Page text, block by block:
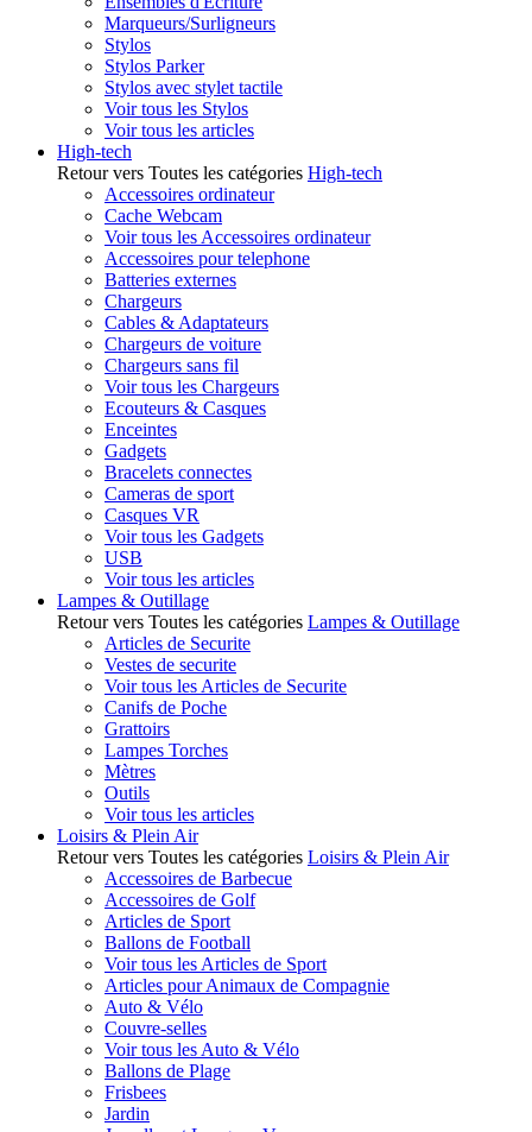
Marqueurs/Surligneurs
Stylos
Stylos Parker
Stylos avec stylet tactile
Voir tous les Stylos
Voir tous les articles
High-tech
Retour vers Toutes les catégories High-tech
Accessoires ordinateur
Cache Webcam
Voir tous les Accessoires ordinateur
Accessoires pour telephone
Batteries externes
Chargeurs
Cables & Adaptateurs
Chargeurs de voiture
Chargeurs sans fil
Voir tous les Chargeurs
Ecouteurs & Casques
Enceintes
Gadgets
Bracelets connectes
Cameras de sport
Casques VR
Voir tous les Gadgets
USB
Voir tous les articles
Lampes & Outillage
Retour vers Toutes les catégories Lampes & Outillage
Articles de Securite
Vestes de securite
Voir tous les Articles de Securite
Canifs de Poche
Grattoirs
Lampes Torches
Mètres
Outils
Voir tous les articles
Loisirs & Plein Air
Retour vers Toutes les catégories Loisirs & Plein Air
Accessoires de Barbecue
Accessoires de Golf
Articles de Sport
Ballons de Football
Voir tous les Articles de Sport
Articles pour Animaux de Compagnie
Auto & Vélo
Couvre-selles
Voir tous les Auto & Vélo
Ballons de Plage
Frisbees
Jardin